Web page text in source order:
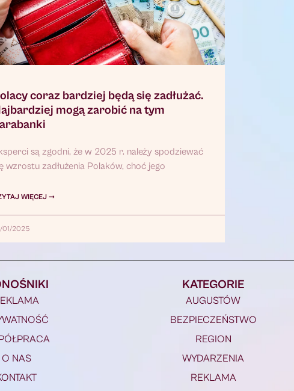
coraz bardziej będą się zadłużać.
mogą zarobić na tym
są zgodni, że w 2025 r. należy spodziewać
wzrostu zadłużenia Polaków, choć jego
WIĘCEJ ➞
01/2025
O NAS
KATEGORIE
AUGUSTÓW
BEZPIECZEŃSTWO
REGION
WYDARZENIA
REKLAMA